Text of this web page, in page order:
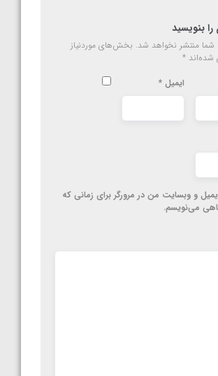
بنویسید
شما منتشر نخواهد شد. بخش‌های موردنیاز
شده‌اند *
ایمیل *
و وبسایت من در مرورگر برای زمانی که
می‌نویسم.